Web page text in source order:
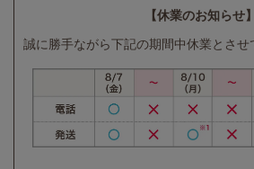
【休業のお知らせ】
誠に勝手ながら下記の期間中休業とさせ